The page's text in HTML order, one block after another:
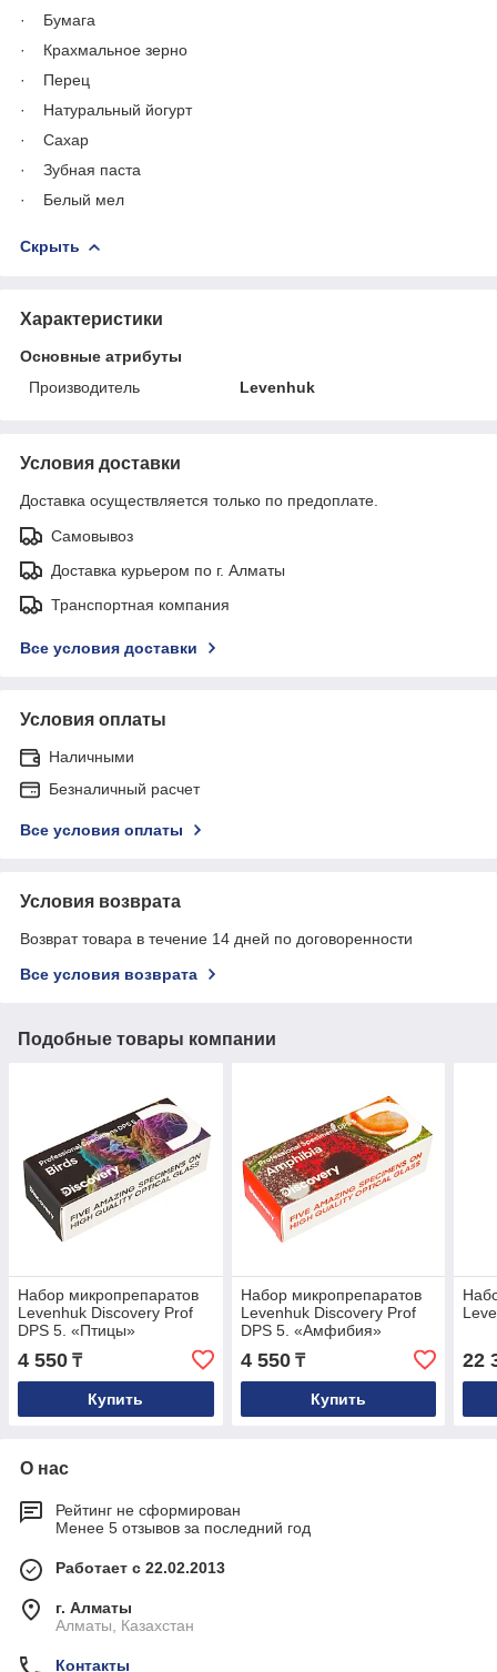
· Бумага
· Крахмальное зерно
· Перец
· Натуральный йогурт
· Сахар
· Зубная паста
· Белый мел
Скрыть
Характеристики
Основные атрибуты
Производитель
Levenhuk
Условия доставки
Доставка осуществляется только по предоплате.
Самовывоз
Доставка курьером по г. Алматы
Транспортная компания
Все условия доставки
Условия оплаты
Наличными
Безналичный расчет
Все условия оплаты
Условия возврата
Возврат товара в течение 14 дней по договоренности
Все условия возврата
Подобные товары компании
Набор микропрепаратов
Levenhuk Discovery Prof
DPS 5. «Птицы»
4 550 ₸
Купить
Набор микропрепаратов
Levenhuk Discovery Prof
DPS 5. «Амфибия»
4 550₸
Купить
22
О нас
Рейтинг не сформирован
Менее 5 отзывов за последний год
Работает с 22.02.2013
г. Алматы
Алматы, Казахстан
Контакты